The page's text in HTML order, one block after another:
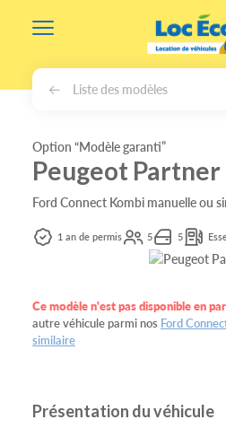
Liste des modèles
Option “Modèle garanti”
Peugeot Partner
Ford Connect Kombi manuelle ou
1 an de permis 5 5
Ce modèle n'est pas disponible en
autre véhicule parmi nos Ford
similaire
Présentation du véhicule